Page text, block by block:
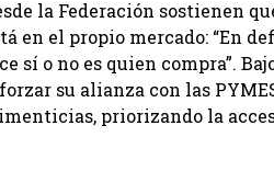
la Federación sostienen
en el propio mercado: “En
sí o no es quien compra”.
su alianza con las
priorizando la